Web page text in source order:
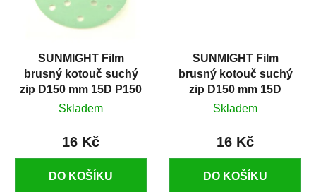
SUNMIGHT Film
brusný kotouč suchý
zip D150 mm 15D P150
Skladem
16 Kč
DO KOŠÍKU
SUNMIGHT Film
brusný kotouč suchý
zip D150 mm 15D
P1500
Skladem
16 Kč
DO KOŠÍKU